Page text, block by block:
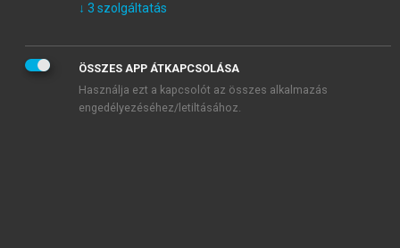
KIPRÓBÁLOM
↓ 3 szolgáltatás
ÖSSZES APP ÁTKAPCSOLÁSA
Használja ezt a kapcsolót az összes alkalmazás
engedélyezéséhez/letiltásához.